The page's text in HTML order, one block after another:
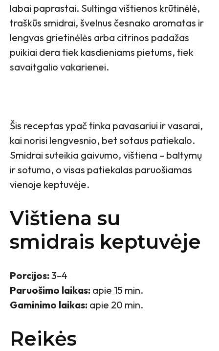
labai paprastai. Sultinga vištienos krūtinėlė,
traškūs smidrai, švelnus česnako aromatas ir
lengvas grietinėlės arba citrinos padažas
puikiai dera tiek kasdieniams pietums, tiek
savaitgalio vakarienei.
Šis receptas ypač tinka pavasariui ir vasarai,
kai norisi lengvesnio, bet sotaus patiekalo.
Smidrai suteikia gaivumo, vištiena – baltymų
ir sotumo, o visas patiekalas paruošiamas
vienoje keptuvėje.
Vištiena su
smidrais keptuvėje
Porcijos: 3–4
Paruošimo laikas: apie 15 min.
Gaminimo laikas: apie 20 min.
Reikės